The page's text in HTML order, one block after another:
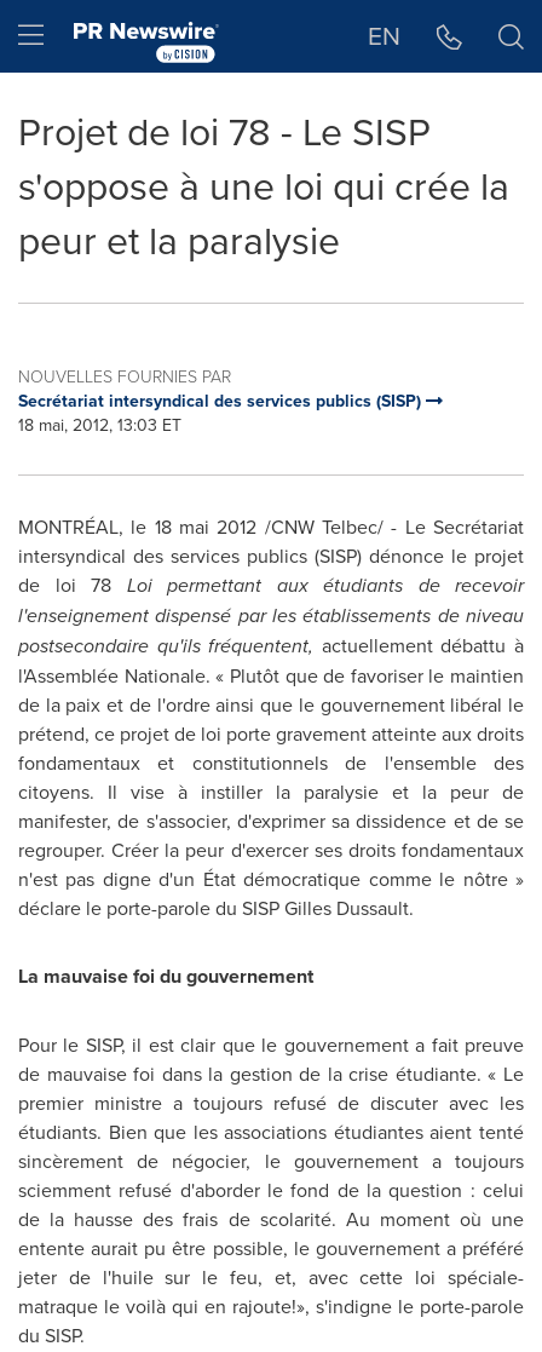
Hamburger menu EN
Projet de loi 78 - Le SISP
s'oppose à une loi qui crée la
peur et la paralysie
NOUVELLES FOURNIES PAR
Secrétariat intersyndical des services publics (SISP)
18 mai, 2012, 13:03 ET
MONTRÉAL, le 18 mai 2012 /CNW Telbec/ - Le Secrétariat
intersyndical des services publics (SISP) dénonce le projet
de loi 78 Loi permettant aux étudiants de recevoir
l'enseignement dispensé par les établissements de niveau
postsecondaire qu'ils fréquentent, actuellement débattu à
l'Assemblée Nationale. « Plutôt que de favoriser le maintien
de la paix et de l'ordre ainsi que le gouvernement libéral le
prétend, ce projet de loi porte gravement atteinte aux droits
fondamentaux et constitutionnels de l'ensemble des
citoyens. Il vise à instiller la paralysie et la peur de
manifester, de s'associer, d'exprimer sa dissidence et de se
regrouper. Créer la peur d'exercer ses droits fondamentaux
n'est pas digne d'un État démocratique comme le nôtre »
déclare le porte-parole du SISP Gilles Dussault.
La mauvaise foi du gouvernement
Pour le SISP, il est clair que le gouvernement a fait preuve
de mauvaise foi dans la gestion de la crise étudiante. « Le
premier ministre a toujours refusé de discuter avec les
étudiants. Bien que les associations étudiantes aient tenté
sincèrement de négocier, le gouvernement a toujours
sciemment refusé d'aborder le fond de la question : celui
de la hausse des frais de scolarité. Au moment où une
entente aurait pu être possible, le gouvernement a préféré
jeter de l'huile sur le feu, et, avec cette loi spéciale-
matraque le voilà qui en rajoute!», s'indigne le porte-parole
du SISP.